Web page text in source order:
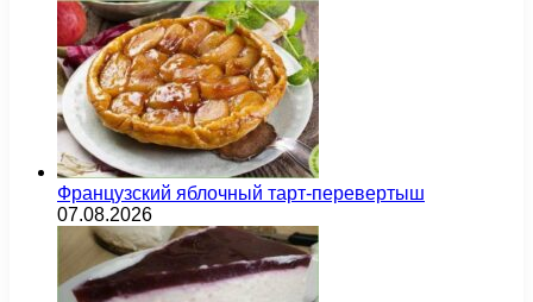
Французский яблочный тарт-перевертыш
07.08.2026